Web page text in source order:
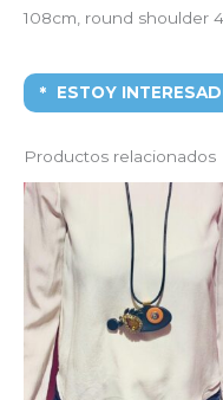
108cm, round shoulder
ESTOY
Productos relacionados
precio
original
era:
590,00€.
es: